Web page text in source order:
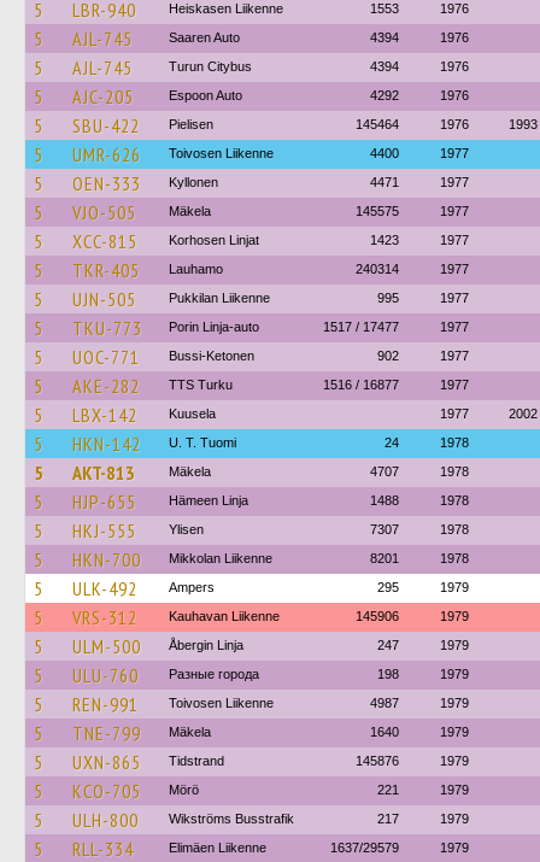
5 LBR-940 Heiskasen Liikenne 1553 1976
5 AJL-745 Saaren Auto 4394 1976
5 AJL-745 Turun Citybus 4394 1976
5 AJC-205 Espoon Auto 4292 1976
5 SBU-422 Pielisen 145464 1976 1993
5 UMR-626 Toivosen Liikenne 4400 1977
5 OEN-333 Kyllonen 4471 1977
5 VJO-505 Mäkela 145575 1977
5 XCC-815 Korhosen Linjat 1423 1977
5 TKR-405 Lauhamo 240314 1977
5 UJN-505 Pukkilan Liikenne 995 1977
5 TKU-773 Porin Linja-auto 1517 / 17477 1977
5 UOC-771 Bussi-Ketonen 902 1977
5 AKE-282 TTS Turku 1516 / 16877 1977
5 LBX-142 Kuusela 1977 2002
5 HKN-142 U. T. Tuomi 24 1978
5 AKT-813 Mäkela 4707 1978
5 HJP-655 Hämeen Linja 1488 1978
5 HKJ-555 Ylisen 7307 1978
5 HKN-700 Mikkolan Liikenne 8201 1978
5 ULK-492 Ampers 295 1979
5 VRS-312 Kauhavan Liikenne 145906 1979
5 ULM-500 Åbergin Linja 247 1979
5 ULU-760 Разные города 198 1979
5 REN-991 Toivosen Liikenne 4987 1979
5 TNE-799 Mäkela 1640 1979
5 UXN-865 Tidstrand 145876 1979
5 KCO-705 Mörö 221 1979
5 ULH-800 Wikströms Busstrafik 217 1979
5 RLL-334 Elimäen Liikenne 1637/29579 1979